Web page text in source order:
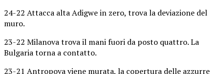
24-22 Attacca alta Adigwe in zero, trova la deviazione del
muro.
23-22 Milanova trova il mani fuori da posto quattro. La
Bulgaria torna a contatto.
23-21 Antropova viene murata, la copertura delle azzurre